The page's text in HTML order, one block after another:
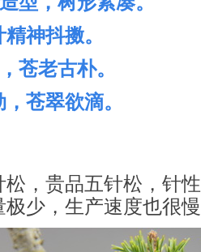
神抖擞。
苍老古朴。
苍翠欲滴。
松，贵品五针松，针
少，生产速度也很